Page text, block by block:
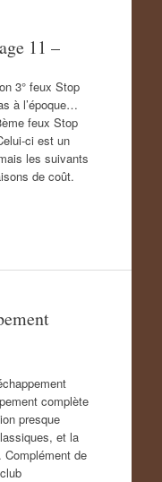
11 –
3° feux Stop
à l’époque…
feux Stop
ci est un
les suivants
de coût.
complète
presque
et la
de